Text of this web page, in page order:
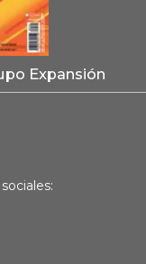
Expansión